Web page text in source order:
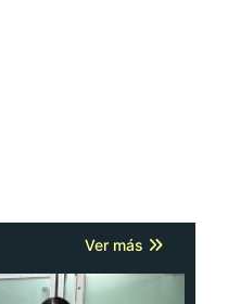
Ver más